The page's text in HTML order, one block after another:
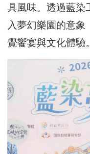
具風味。透過藍染
入夢幻樂園的意象
覺饗宴與文化體驗。